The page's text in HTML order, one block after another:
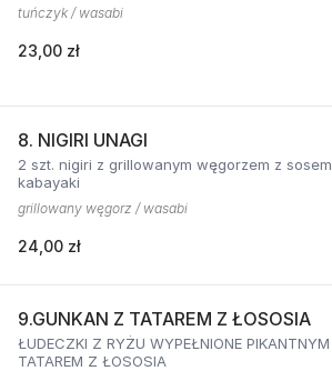
tuńczyk / wasabi
23,00 zł
8. NIGIRI UNAGI
2 szt. nigiri z grillowanym węgorzem z sosem
kabayaki
grillowany węgorz / wasabi
24,00 zł
9.GUNKAN Z TATAREM Z ŁOSOSIA
ŁUDECZKI Z RYŻU WYPEŁNIONE PIKANTNYM
TATAREM Z ŁOSOSIA